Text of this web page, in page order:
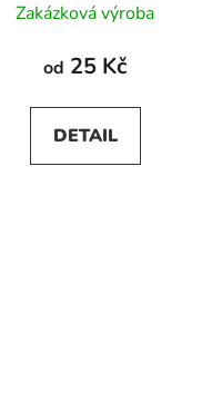
Zakázková výroba
od 25 Kč
DETAIL